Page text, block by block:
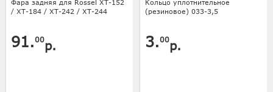
Фара задняя для Rossel XT-152
/ XT-184 / XT-242 / XT-244
91.00р.
Кольцо уплотнительное
(резиновое) 033-3,5
3.00р.